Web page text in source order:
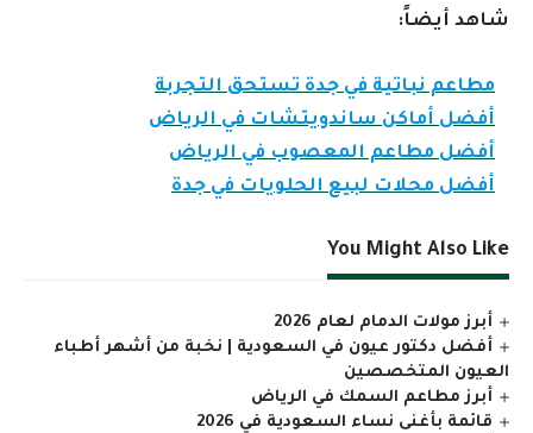
شاهد أيضاً:
مطاعم نباتية في جدة تستحق التجربة
أفضل أماكن ساندويتشات في الرياض
أفضل مطاعم المعصوب في الرياض
أفضل محلات لبيع الحلويات في جدة
You Might Also Like
أبرز مولات الدمام لعام 2026
أفضل دكتور عيون في السعودية | نخبة من أشهر أطباء
العيون المتخصصين
أبرز مطاعم السمك في الرياض
قائمة بأغنى نساء السعودية في 2026